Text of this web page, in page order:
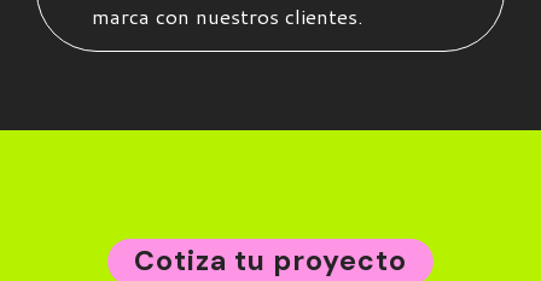
marca con nuestros clientes.
Cotiza tu proyecto